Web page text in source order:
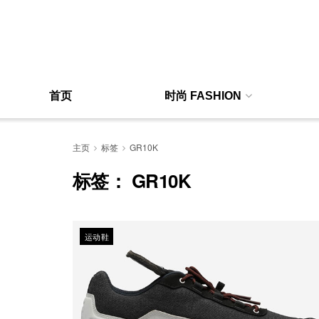
首页 时尚 FASHION
主页 标签 GR10K
标签： GR10K
运动鞋